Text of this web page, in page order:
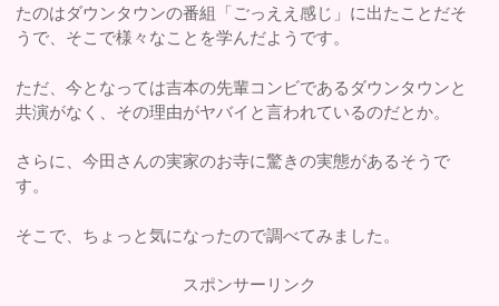
たのはダウンタウンの番組「ごっええ感じ」に出たことだそ
うで、そこで様々なことを学んだようです。
ただ、今となっては吉本の先輩コンビであるダウンタウンと
共演がなく、その理由がヤバイと言われているのだとか。
さらに、今田さんの実家のお寺に驚きの実態があるそうで
す。
そこで、ちょっと気になったので調べてみました。
スポンサーリンク